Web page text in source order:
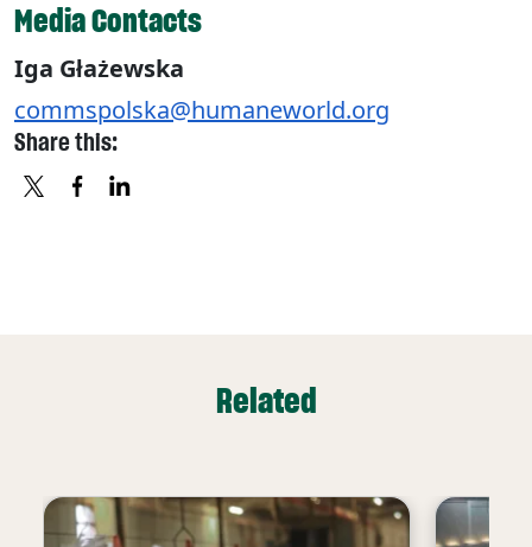
Media Contacts
Iga Głażewska
commspolska@humaneworld.org
Share this:
Related